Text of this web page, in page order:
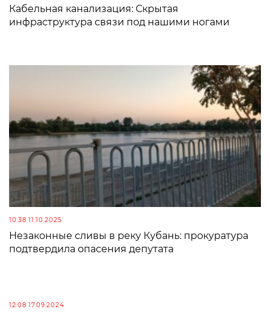
Кабельная канализация: Скрытая
инфраструктура связи под нашими ногами
10:38 11.10.2025
Незаконные сливы в реку Кубань: прокуратура
подтвердила опасения депутата
12:08 17.09.2024